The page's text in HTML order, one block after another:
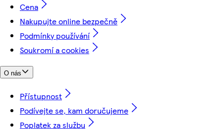
Cena
Nakupujte online bezpečně
Podmínky používání
Soukromí a cookies
O nás
Přístupnost
Podívejte se, kam doručujeme
Poplatek za službu